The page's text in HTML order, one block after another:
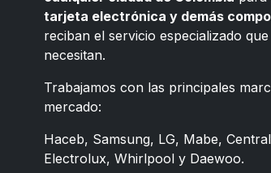
tarjeta electrónica y demás
reciban el servicio especializado que
necesitan.
Trabajamos con las principales
mercado:
Haceb, Samsung, LG, Mabe,
Electrolux, Whirlpool y Daewoo.